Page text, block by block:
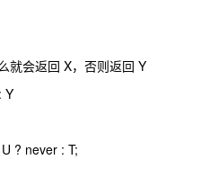
就会返回 X，否则返回 Y
Y
? never : T;